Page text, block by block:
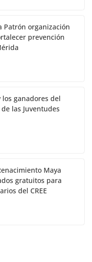
Patrón organización
prevención
los ganadores del
las Juventudes
Maya
gratuitos para
del CREE